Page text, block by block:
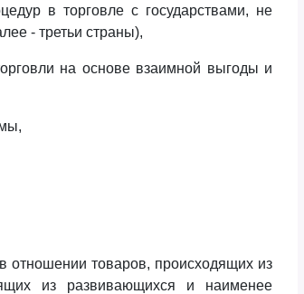
в торговле с государствами, не
- третьи страны),
на основе взаимной выгоды и
отношении товаров, происходящих из
из развивающихся и наименее